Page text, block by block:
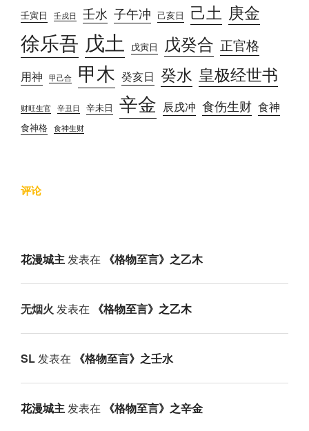
壬寅日 壬戌日 壬水 子午冲 己亥日 己土 庚金
徐乐吾 戊土 戊寅日 戊癸合 正官格
用神 甲己合 甲木 癸亥日 癸水 皇极经世书
财旺生官 辛丑日 辛未日 辛金 辰戌冲 食伤生财 食神
食神格 食神生财
评论
花漫城主发表在 《格物至言》之乙木
无烟火 发表在 《格物至言》之乙木
SL发表在 《格物至言》之壬水
花漫城主发表在 《格物至言》之辛金